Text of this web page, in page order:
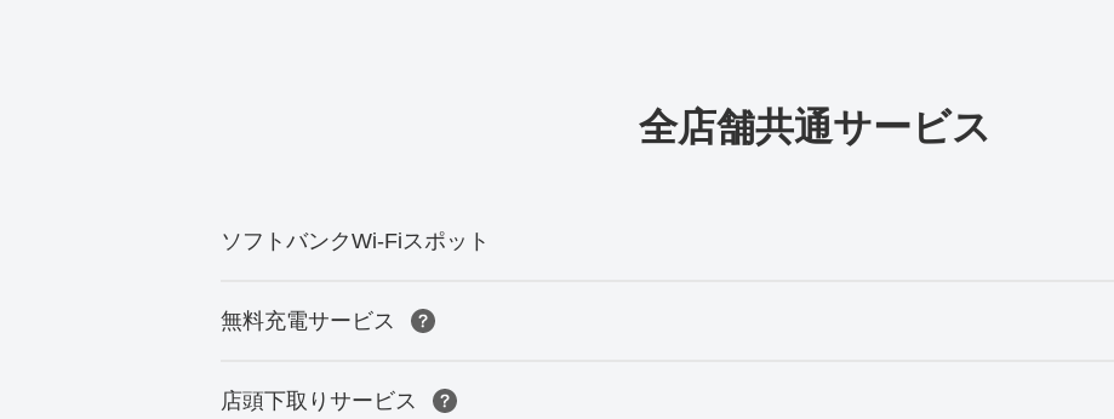
全店舗共通サービス
ソフトバンクWi-Fiスポット
無料充電サービス
店頭下取りサービス